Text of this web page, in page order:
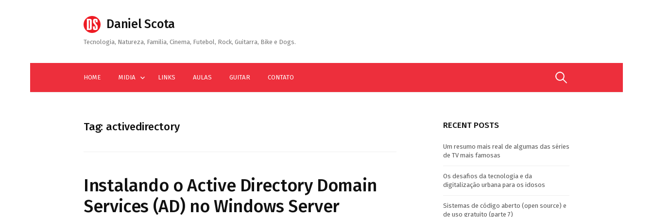
Daniel Scota
Tecnologia, Natureza, Familia, Cinema, Futebol, Rock, Guitarra, Bike e Dogs.
HOME MIDIA LINKS AULAS GUITAR CONTATO Search
Tag: activedirectory
Instalando o Active Directory Domain
Services (AD) no Windows Server
RECENT POSTS
Um resumo mais real de algumas das séries
de TV mais famosas
Os desafios da tecnologia e da
digitalização urbana para os idosos
Sistemas de código aberto (open source) e
de uso gratuito (parte 7)